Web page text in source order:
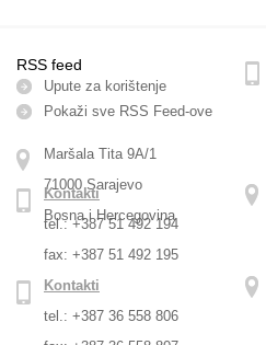
RSS feed
Upute za korištenje
Pokaži sve RSS Feed-оve
Maršala Tita 9A/1
71000 Sarajevo
Bosna i Hercegovina
Kontakti
tel.: +387 51 492 194
fax: +387 51 492 195
Kontakti
tel.: +387 36 558 806